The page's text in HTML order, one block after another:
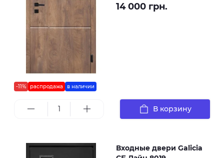
-11% распродажа в наличии
14 000 грн.
В корзину
Входные двери Galicia